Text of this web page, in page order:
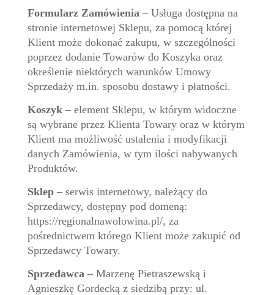
Formularz Zamówienia– Usługa dostępna na
stronie internetowej Sklepu, za pomocą której
Klient może dokonać zakupu, w szczególności
poprzez dodanie Towarów do Koszyka oraz
określenie niektórych warunków Umowy
Sprzedaży m.in. sposobu dostawy i płatności.
Koszyk– element Sklepu, w którym widoczne
są wybrane przez Klienta Towary oraz w którym
Klient ma możliwość ustalenia i modyfikacji
danych Zamówienia, w tym ilości nabywanych
Produktów.
Sklep– serwis internetowy, należący do
Sprzedawcy, dostępny pod domeną:
https://regionalnawolowina.pl/, za
pośrednictwem którego Klient może zakupić od
Sprzedawcy Towary.
Sprzedawca – Marzenę Pietraszewską i
Agnieszkę Gordecką z siedzibą przy: ul.